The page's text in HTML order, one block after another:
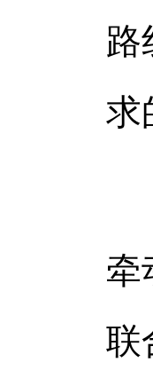
路
求
牵
联